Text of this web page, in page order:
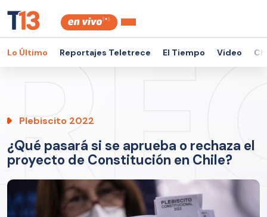
Lo Último Reportajes Teletrece El Tiempo Video
Plebiscito 2022
¿Qué pasará si se aprueba o rechaza el
proyecto de Constitución en Chile?